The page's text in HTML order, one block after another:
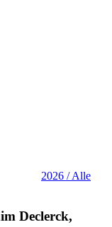
2026 / Alle
Declerck,